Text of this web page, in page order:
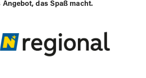
Angebot, das Spaß macht.